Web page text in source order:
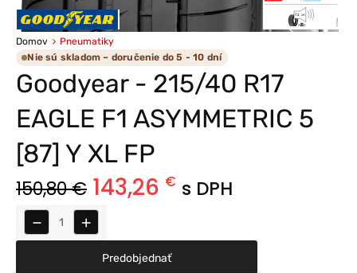
Domov
Pneumatiky
Nie sú skladom – doručenie do 5 - 10 dní
Goodyear - 215/40 R17
EAGLE F1 ASYMMETRIC 5
[87] Y XL FP
150,80€ 143,26 € s DPH
− +
Predobjednať